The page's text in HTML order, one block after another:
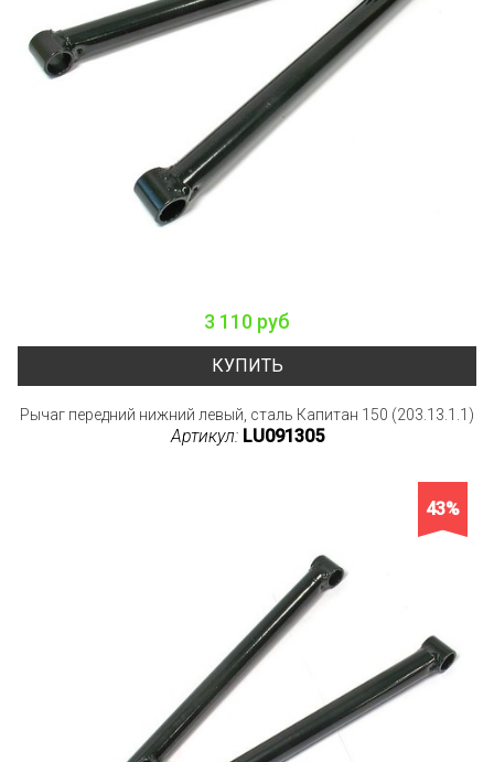
3 110 руб
КУПИТЬ
Рычаг передний нижний левый, сталь Капитан 150 (203.13.1.1)
Артикул: LU091305
43%